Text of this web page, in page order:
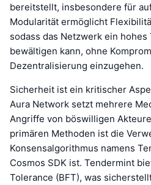
bereitstellt, insbesondere für
Modularität ermöglicht
sodass das Netzwerk ein
bewältigen kann, ohne
Dezentralisierung einzugehen.
Sicherheit ist ein kritischer
Aura Network setzt mehrere
Angriffe von böswilligen
primären Methoden ist die
Konsensalgorithmus namens
Cosmos SDK ist. Tendermint
Tolerance (BFT), was